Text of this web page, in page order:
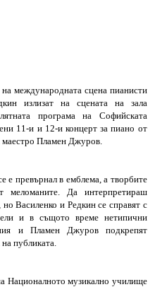
международната сцена пианисти
излизат на сцената на зала
програма на Софийската
11-и и 12-и концерт за пиано от
маестро Пламен Джуров.
е превърнал в емблема, а творбите
меломаните. Да интерпретираш
Василенко и Редкин се справят с
и в същото време нетипични
и Пламен Джуров подкрепят
публиката.
Националното музикално училище